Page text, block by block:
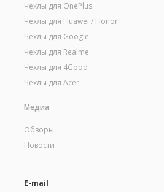
Чехлы для OnePlus
Чехлы для Huawei / Honor
Чехлы для Google
Чехлы для Realme
Чехлы для 4Good
Чехлы для Acer
Медиа
Обзоры
Новости
E-mail